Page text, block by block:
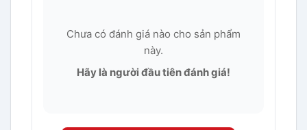
Chưa có đánh giá nào cho sản phẩm
này.
Hãy là người đầu tiên đánh giá!